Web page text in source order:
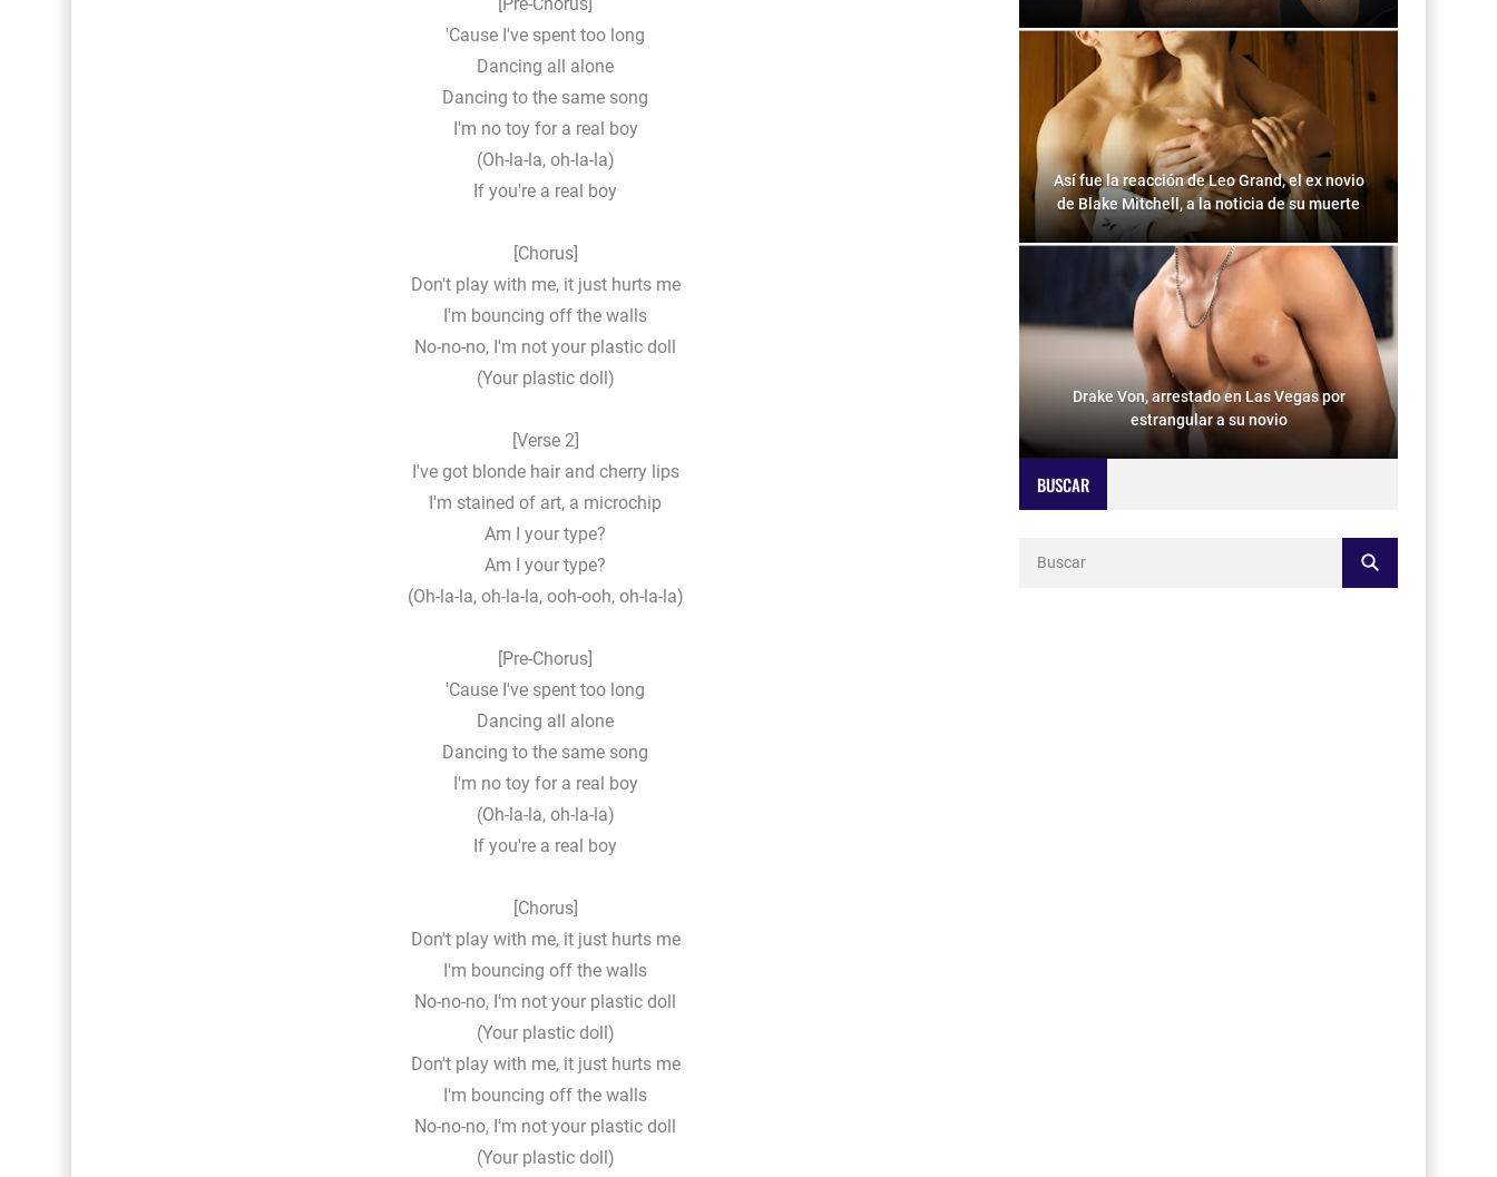
'Cause I've spent too long
Dancing all alone
Dancing to the same song
I'm no toy for a real boy
(Oh-la-la, oh-la-la)
If you're a real boy
[Chorus]
Don't play with me, it just hurts me
I'm bouncing off the walls
No-no-no, I'm not your plastic doll
(Your plastic doll)
[Verse 2]
I've got blonde hair and cherry lips
I'm stained of art, a microchip
Am I your type?
Am I your type?
(Oh-la-la, oh-la-la, ooh-ooh, oh-la-la)
[Pre-Chorus]
'Cause I've spent too long
Dancing all alone
Dancing to the same song
I'm no toy for a real boy
(Oh-la-la, oh-la-la)
If you're a real boy
[Chorus]
Don't play with me, it just hurts me
I'm bouncing off the walls
No-no-no, I'm not your plastic doll
(Your plastic doll)
Don't play with me, it just hurts me
I'm bouncing off the walls
No-no-no, I'm not your plastic doll
(Your plastic doll)
Así fue la reacción de Leo Grand, el ex novio
de Blake Mitchell, a la noticia de su muerte
Drake Von, arrestado en Las Vegas por
estrangular a su novio
BUSCAR